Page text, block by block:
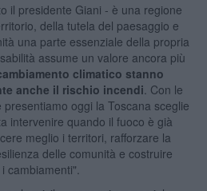
il presidente Giani - è una regione
della tutela del paesaggio e
una parte essenziale della propria
assume un valore ancora più
climatico stanno
anche il rischio incendi . Con le
oggi la Toscana sceglie
intervenire quando il fuoco è già
meglio i territori, rafforzare la
delle comunità e costruire
cambiamenti".